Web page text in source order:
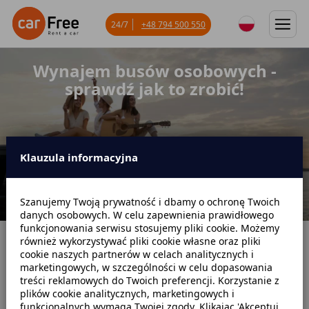
Wynajem busów osobowych -
sprawdź jak to zrobić!
24/7 +48 794 500 550
Strona główna Blog
Poradniki dotyczące wynajmu
Wynajem busów osobowych - sprawdź jak to zrobić!
Klauzula informacyjna
Szanujemy Twoją prywatność i dbamy o ochronę Twoich
danych osobowych. W celu zapewnienia prawidłowego
funkcjonowania serwisu stosujemy pliki cookie. Możemy
również wykorzystywać pliki cookie własne oraz pliki
cookie naszych partnerów w celach analitycznych i
marketingowych, w szczególności w celu dopasowania
treści reklamowych do Twoich preferencji. Korzystanie z
plików cookie analitycznych, marketingowych i